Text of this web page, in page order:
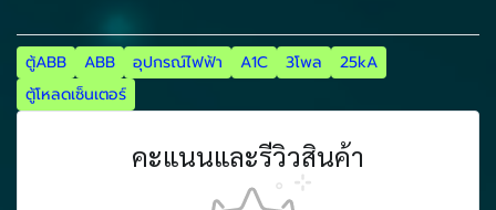
ตู้ABB ABB อุปกรณ์ไฟฟ้า A1C 3โพล
25kA
ตู้โหลดเซ็นเตอร์
คะแนนและรีวิวสินค้า